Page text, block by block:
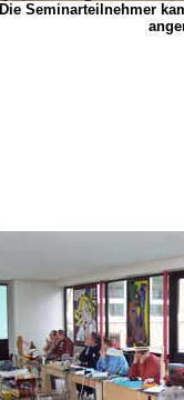
Die Seminarteilnehmer